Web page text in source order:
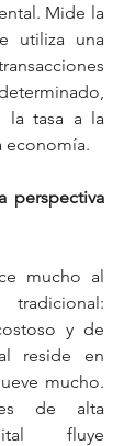
Mide la
utiliza una
la tasa a la
economía.
perspectiva
mucho al
y de
reside en
mucho.
de alta
fluye